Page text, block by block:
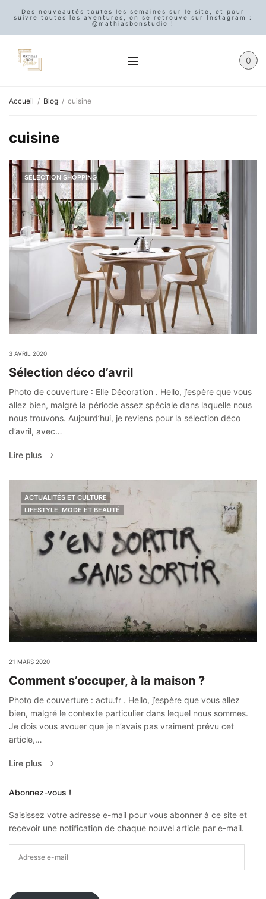
Des nouveautés toutes les semaines sur le site, et pour
suivre toutes les aventures, on se retrouve sur Instagram :
@mathiasbonstudio !
0
Accueil Blog cuisine
cuisine
SÉLECTION SHOPPING
3 AVRIL 2020
Sélection déco d’avril
Photo de couverture : Elle Décoration . Hello, j’espère que vous
allez bien, malgré la période assez spéciale dans laquelle nous
nous trouvons. Aujourd’hui, je reviens pour la sélection déco
d’avril, avec…
Lire plus
ACTUALITÉS ET CULTURE
LIFESTYLE, MODE ET BEAUTÉ
21 MARS 2020
Comment s’occuper, à la maison ?
Photo de couverture : actu.fr . Hello, j’espère que vous allez
bien, malgré le contexte particulier dans lequel nous sommes.
Je dois vous avouer que je n’avais pas vraiment prévu cet
article,…
Lire plus
Abonnez-vous !
Saisissez votre adresse e-mail pour vous abonner à ce site et
recevoir une notification de chaque nouvel article par e-mail.